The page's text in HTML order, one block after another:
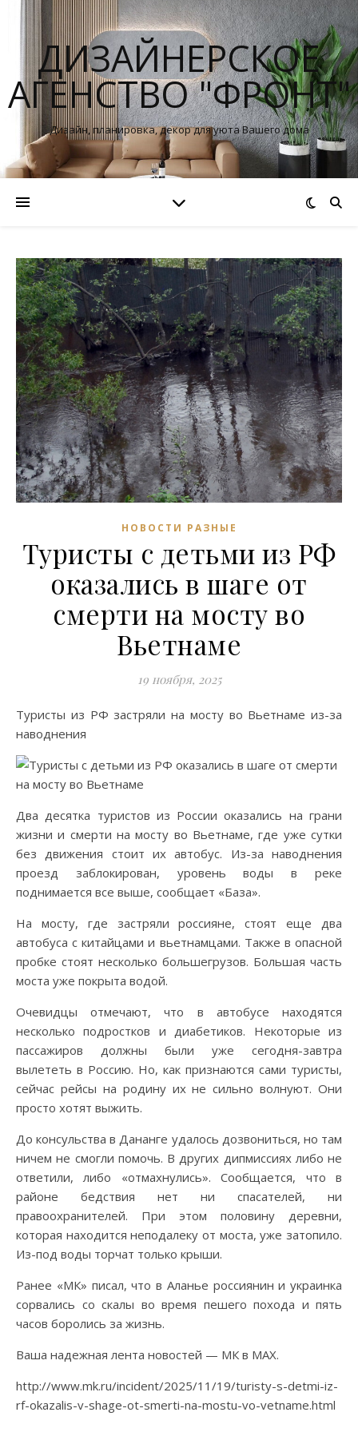
ДИЗАЙНЕРСКОЕ
АГЕНСТВО "ФРОНТ"
Дизайн, планировка, декор для уюта Вашего дома
НОВОСТИ РАЗНЫЕ
Туристы с детьми из РФ
оказались в шаге от
смерти на мосту во
Вьетнаме
19 ноября, 2025
Туристы из РФ застряли на мосту во Вьетнаме из-за
наводнения
Два десятка туристов из России оказались на грани
жизни и смерти на мосту во Вьетнаме, где уже сутки
без движения стоит их автобус. Из-за наводнения
проезд заблокирован, уровень воды в реке
поднимается все выше, сообщает «База».
На мосту, где застряли россияне, стоят еще два
автобуса с китайцами и вьетнамцами. Также в опасной
пробке стоят несколько большегрузов. Большая часть
моста уже покрыта водой.
Очевидцы отмечают, что в автобусе находятся
несколько подростков и диабетиков. Некоторые из
пассажиров должны были уже сегодня-завтра
вылететь в Россию. Но, как признаются сами туристы,
сейчас рейсы на родину их не сильно волнуют. Они
просто хотят выжить.
До консульства в Дананге удалось дозвониться, но там
ничем не смогли помочь. В других дипмиссиях либо не
ответили, либо «отмахнулись». Сообщается, что в
районе бедствия нет ни спасателей, ни
правоохранителей. При этом половину деревни,
которая находится неподалеку от моста, уже затопило.
Из-под воды торчат только крыши.
Ранее «МК» писал, что в Аланье россиянин и украинка
сорвались со скалы во время пешего похода и пять
часов боролись за жизнь.
Ваша надежная лента новостей — МК в MAX.
http://www.mk.ru/incident/2025/11/19/turisty-s-detmi-iz-
rf-okazalis-v-shage-ot-smerti-na-mostu-vo-vetname.html